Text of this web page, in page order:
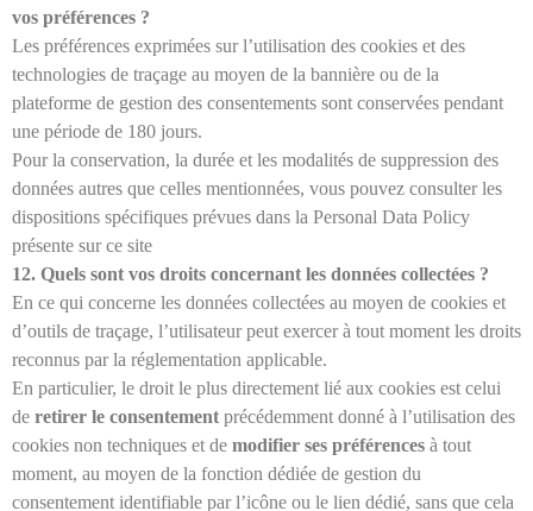
vos préférences ?
Les préférences exprimées sur l’utilisation des cookies et des
technologies de traçage au moyen de la bannière ou de la
plateforme de gestion des consentements sont conservées pendant
une période de 180 jours.
Pour la conservation, la durée et les modalités de suppression des
données autres que celles mentionnées, vous pouvez consulter les
dispositions spécifiques prévues dans la Personal Data Policy
présente sur ce site
12. Quels sont vos droits concernant les données collectées ?
En ce qui concerne les données collectées au moyen de cookies et
d’outils de traçage, l’utilisateur peut exercer à tout moment les droits
reconnus par la réglementation applicable.
En particulier, le droit le plus directement lié aux cookies est celui
de retirer le consentement précédemment donné à l’utilisation des
cookies non techniques et de modifier ses préférences à tout
moment, au moyen de la fonction dédiée de gestion du
consentement identifiable par l’icône ou le lien dédié, sans que cela